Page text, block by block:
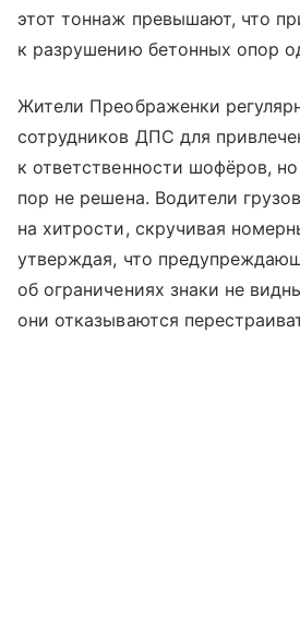
этот тоннаж превышают, что
к разрушению бетонных опор
Жители Преображенки
сотрудников ДПС для
к ответственности шофёров,
пор не решена. Водители
на хитрости, скручивая
утверждая, что
об ограничениях знаки не
они отказываются